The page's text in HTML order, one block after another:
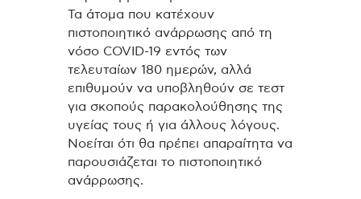
Τα άτομα που κατέχουν
πιστοποιητικό ανάρρωσης από τη
νόσο COVID-19 εντός των
τελευταίων 180 ημερών, αλλά
επιθυμούν να υποβληθούν σε τεστ
για σκοπούς παρακολούθησης της
υγείας τους ή για άλλους λόγους.
Νοείται ότι θα πρέπει απαραίτητα να
παρουσιάζεται το πιστοποιητικό
ανάρρωσης.